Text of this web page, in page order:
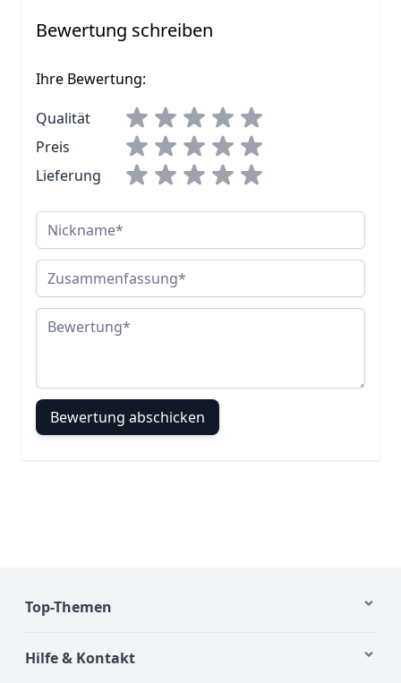
Bewertung schreiben
Ihre Bewertung:
Qualität
Preis
Lieferung
Nickname
Zusammenfassung
Bewertung
Bewertung abschicken
Top-Themen
Hilfe & Kontakt